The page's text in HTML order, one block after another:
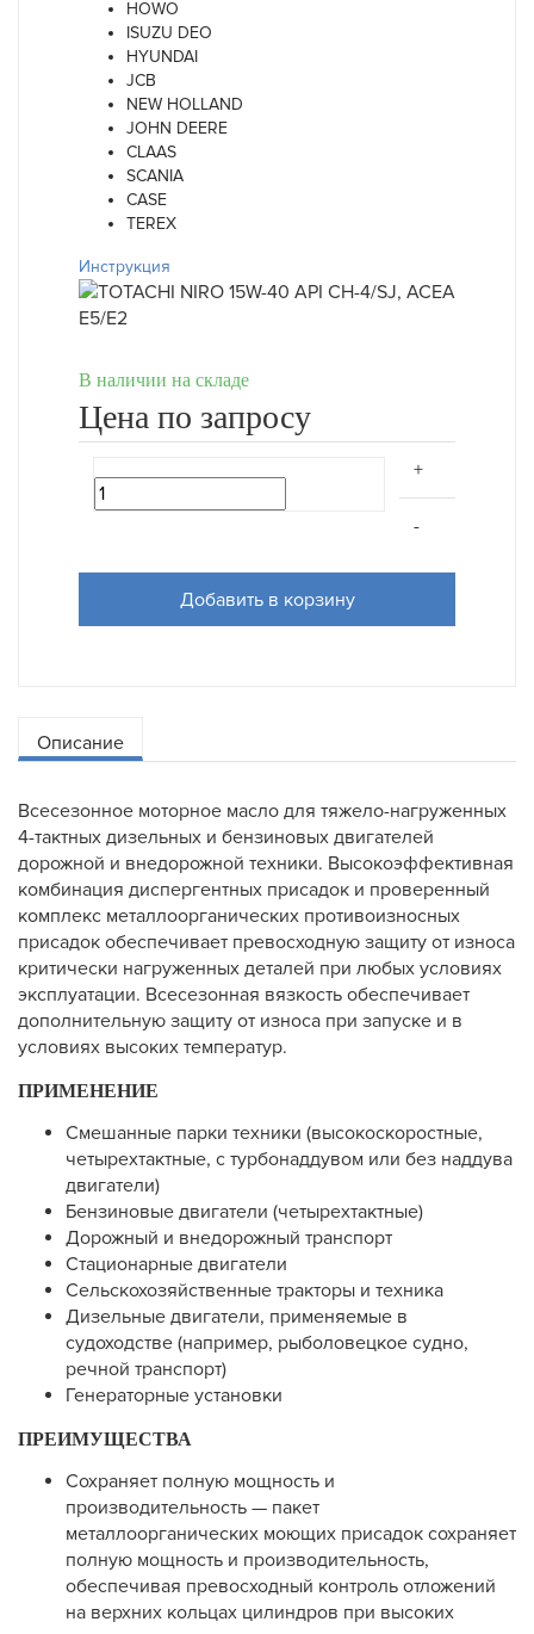
HOWO
ISUZU DEO
HYUNDAI
JCB
NEW HOLLAND
JOHN DEERE
CLAAS
SCANIA
CASE
TEREX
Инструкция
В наличии на складе
Цена по запросу
+
-
Добавить в корзину
Описание
Всесезонное моторное масло для тяжело-нагруженных
4-тактных дизельных и бензиновых двигателей
дорожной и внедорожной техники. Высокоэффективная
комбинация диспергентных присадок и проверенный
комплекс металлоорганических противоизносных
присадок обеспечивает превосходную защиту от износа
критически нагруженных деталей при любых условиях
эксплуатации. Всесезонная вязкость обеспечивает
дополнительную защиту от износа при запуске и в
условиях высоких температур.
ПРИМЕНЕНИЕ
Смешанные парки техники (высокоскоростные,
четырехтактные, с турбонаддувом или без наддува
двигатели)
Бензиновые двигатели (четырехтактные)
Дорожный и внедорожный транспорт
Стационарные двигатели
Сельскохозяйственные тракторы и техника
Дизельные двигатели, применяемые в
судоходстве (например, рыболовецкое судно,
речной транспорт)
Генераторные установки
ПРЕИМУЩЕСТВА
Сохраняет полную мощность и
производительность — пакет
металлоорганических моющих присадок сохраняет
полную мощность и производительность,
обеспечивая превосходный контроль отложений
на верхних кольцах цилиндров при высоких